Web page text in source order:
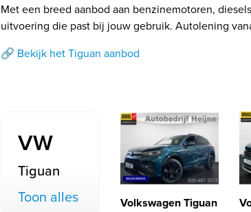
Met een breed aanbod aan benzinemotoren,
uitvoering die past bij jouw gebruik. Autolening
🔗 Bekijk het Tiguan aanbod
VW
Tiguan
Toon alles Volkswagen Tiguan